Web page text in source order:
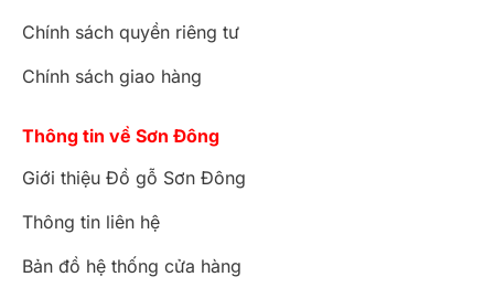
Chính sách quyền riêng tư
Chính sách giao hàng
Thông tin về Sơn Đông
Giới thiệu Đồ gỗ Sơn Đông
Thông tin liên hệ
Bản đồ hệ thống cửa hàng